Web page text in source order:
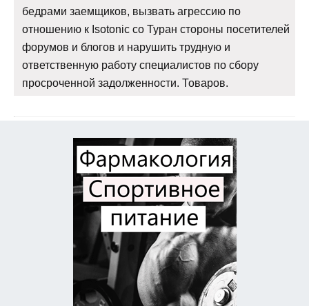
бедрами заемщиков, вызвать агрессию по
отношению к Isotonic со Туран стороны посетителей
форумов и блогов и нарушить трудную и
ответственную работу специалистов по сбору
просроченной задолженности. Товаров.